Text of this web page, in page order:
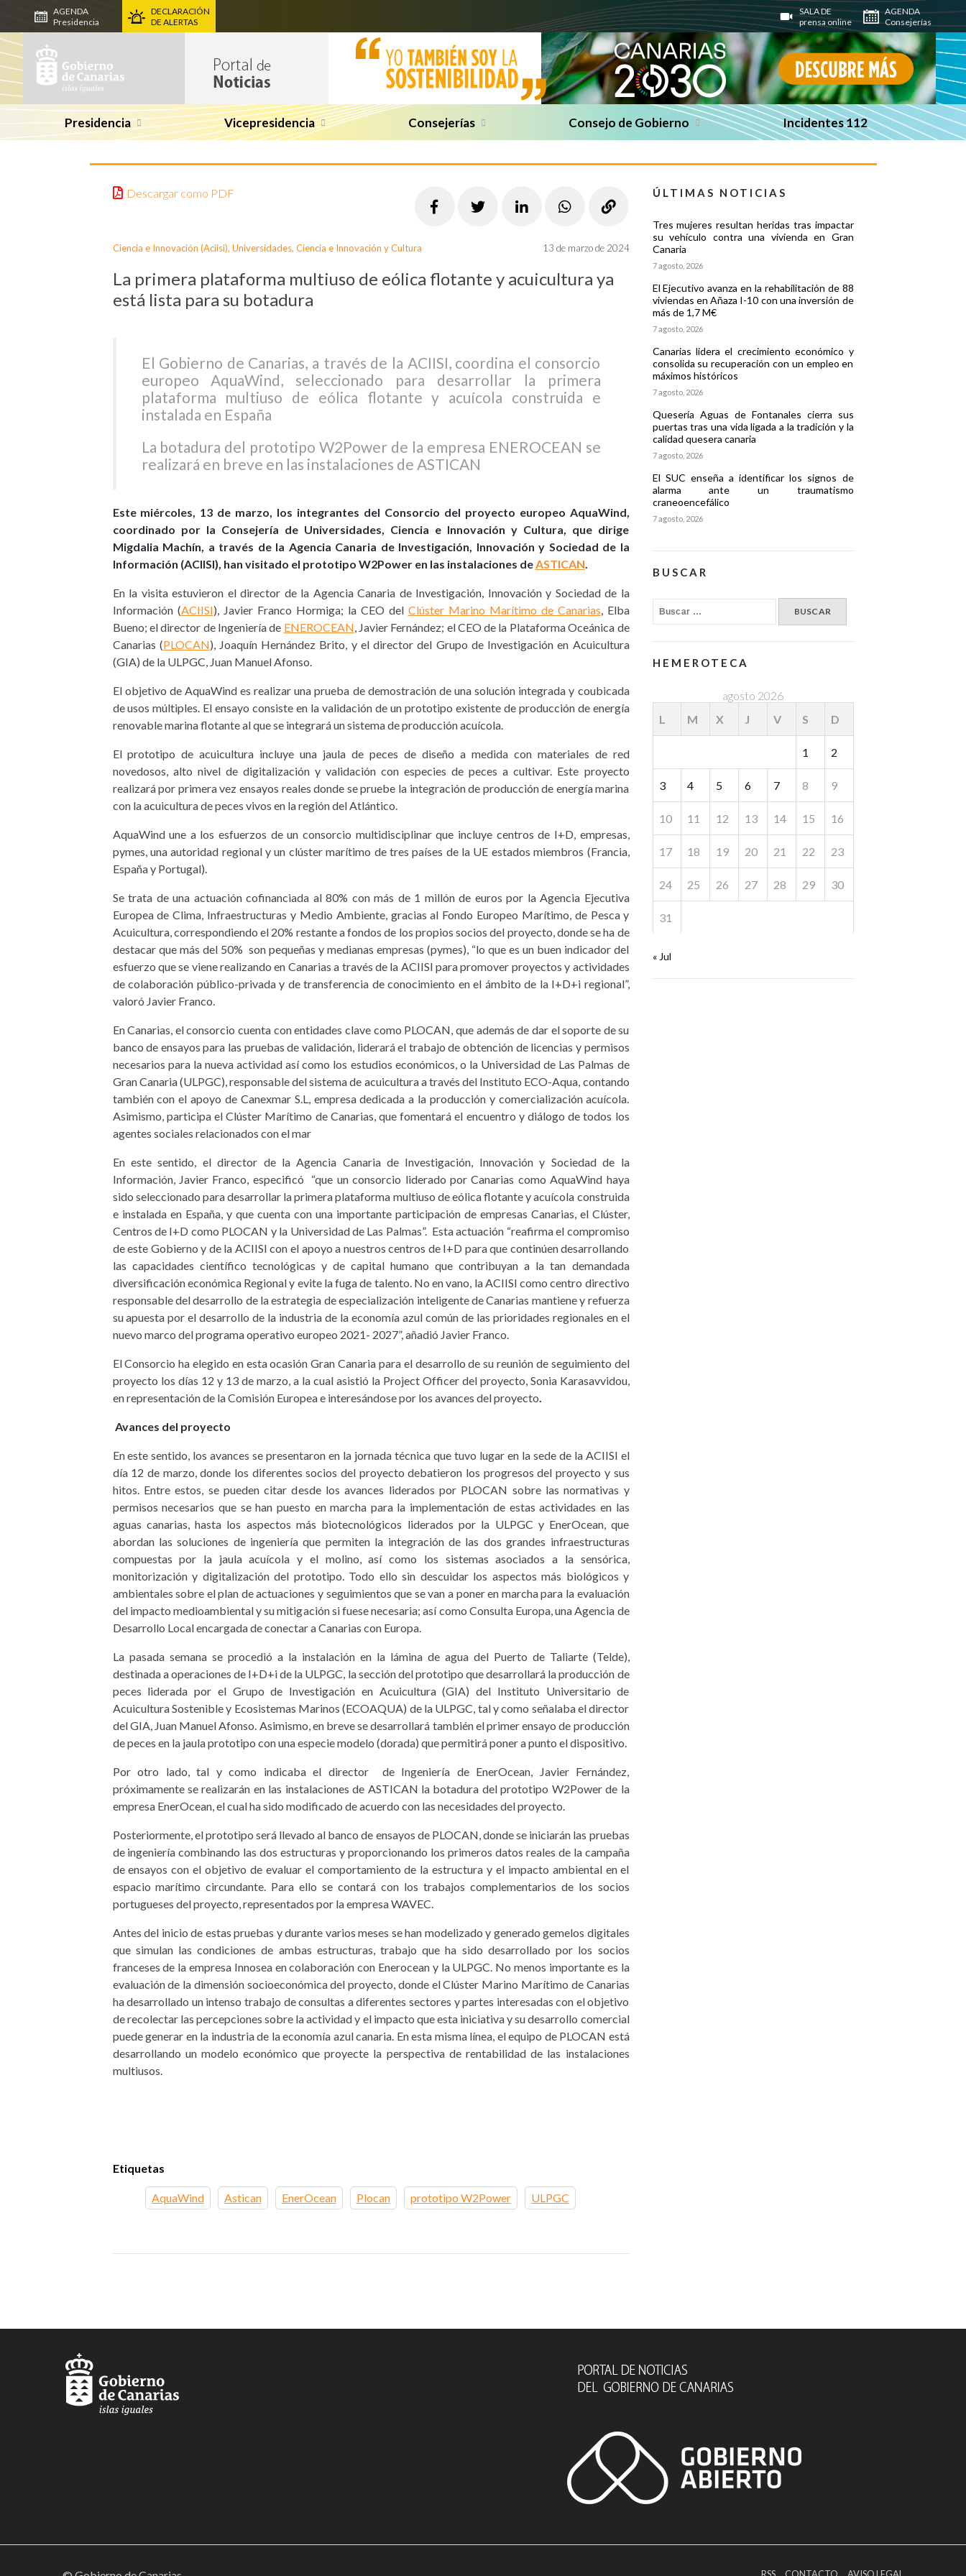
AGENDA
Presidencia
DECLARACIÓN
DE ALERTAS
SALA DE
prensa online
AGENDA
Consejerías
Presidencia Vicepresidencia Consejerías Consejo de Gobierno Incidentes 112
Descargar como PDF
Ciencia e Innovación (Aciisi), Universidades, Ciencia e Innovación y Cultura 13 de marzo de 2024
La primera plataforma multiuso de eólica flotante y acuicultura ya
está lista para su botadura
El Gobierno de Canarias, a través de la ACIISI, coordina el consorcio
europeo AquaWind, seleccionado para desarrollar la primera
plataforma multiuso de eólica flotante y acuícola construida e
instalada en España
La botadura del prototipo W2Power de la empresa ENEROCEAN se
realizará en breve en las instalaciones de ASTICAN
Este miércoles, 13 de marzo, los integrantes del Consorcio del proyecto europeo AquaWind,
coordinado por la Consejería de Universidades, Ciencia e Innovación y Cultura, que dirige
Migdalia Machín, a través de la Agencia Canaria de Investigación, Innovación y Sociedad de la
Información (ACIISI), han visitado el prototipo W2Power en las instalaciones de ASTICAN
En la visita estuvieron el director de la Agencia Canaria de Investigación, Innovación y Sociedad de la
Información (ACIISI), Javier Franco Hormiga; la CEO del Clúster Marino Marítimo de Canarias , Elba
Bueno; el director de Ingeniería de ENEROCEAN , Javier Fernández; el CEO de la Plataforma Oceánica de
Canarias (PLOCAN), Joaquín Hernández Brito, y el director del Grupo de Investigación en Acuicultura
(GIA) de la ULPGC, Juan Manuel Afonso.
El objetivo de AquaWind es realizar una prueba de demostración de una solución integrada y coubicada
de usos múltiples. El ensayo consiste en la validación de un prototipo existente de producción de energía
renovable marina flotante al que se integrará un sistema de producción acuícola.
El prototipo de acuicultura incluye una jaula de peces de diseño a medida con materiales de red
novedosos, alto nivel de digitalización y validación con especies de peces a cultivar. Este proyecto
realizará por primera vez ensayos reales donde se pruebe la integración de producción de energía marina
con la acuicultura de peces vivos en la región del Atlántico.
AquaWind une a los esfuerzos de un consorcio multidisciplinar que incluye centros de I+D, empresas,
pymes, una autoridad regional y un clúster marítimo de tres países de la UE estados miembros (Francia,
España y Portugal).
Se trata de una actuación cofinanciada al 80% con más de 1 millón de euros por la Agencia Ejecutiva
Europea de Clima, Infraestructuras y Medio Ambiente, gracias al Fondo Europeo Marítimo, de Pesca y
Acuicultura, correspondiendo el 20% restante a fondos de los propios socios del proyecto, donde se ha de
destacar que más del 50% son pequeñas y medianas empresas (pymes), “lo que es un buen indicador del
esfuerzo que se viene realizando en Canarias a través de la ACIISI para promover proyectos y actividades
de colaboración público-privada y de transferencia de conocimiento en el ámbito de la I+D+i regional”,
valoró Javier Franco.
En Canarias, el consorcio cuenta con entidades clave como PLOCAN, que además de dar el soporte de su
banco de ensayos para las pruebas de validación, liderará el trabajo de obtención de licencias y permisos
necesarios para la nueva actividad así como los estudios económicos, o la Universidad de Las Palmas de
Gran Canaria (ULPGC), responsable del sistema de acuicultura a través del Instituto ECO-Aqua, contando
también con el apoyo de Canexmar S.L, empresa dedicada a la producción y comercialización acuícola.
Asimismo, participa el Clúster Marítimo de Canarias, que fomentará el encuentro y diálogo de todos los
agentes sociales relacionados con el mar
En este sentido, el director de la Agencia Canaria de Investigación, Innovación y Sociedad de la
Información, Javier Franco, especificó “que un consorcio liderado por Canarias como AquaWind haya
sido seleccionado para desarrollar la primera plataforma multiuso de eólica flotante y acuícola construida
e instalada en España, y que cuenta con una importante participación de empresas Canarias, el Clúster,
Centros de I+D como PLOCAN y la Universidad de Las Palmas”. Esta actuación “reafirma el compromiso
de este Gobierno y de la ACIISI con el apoyo a nuestros centros de I+D para que continúen desarrollando
las capacidades científico tecnológicas y de capital humano que contribuyan a la tan demandada
diversificación económica Regional y evite la fuga de talento. No en vano, la ACIISI como centro directivo
responsable del desarrollo de la estrategia de especialización inteligente de Canarias mantiene y refuerza
su apuesta por el desarrollo de la industria de la economía azul común de las prioridades regionales en el
nuevo marco del programa operativo europeo 2021- 2027”, añadió Javier Franco.
El Consorcio ha elegido en esta ocasión Gran Canaria para el desarrollo de su reunión de seguimiento del
proyecto los días 12 y 13 de marzo, a la cual asistió la Project Officer del proyecto, Sonia Karasavvidou,
en representación de la Comisión Europea e interesándose por los avances del proyecto
Avances del proyecto
En este sentido, los avances se presentaron en la jornada técnica que tuvo lugar en la sede de la ACIISI el
día 12 de marzo, donde los diferentes socios del proyecto debatieron los progresos del proyecto y sus
hitos. Entre estos, se pueden citar desde los avances liderados por PLOCAN sobre las normativas y
permisos necesarios que se han puesto en marcha para la implementación de estas actividades en las
aguas canarias, hasta los aspectos más biotecnológicos liderados por la ULPGC y EnerOcean, que
abordan las soluciones de ingeniería que permiten la integración de las dos grandes infraestructuras
compuestas por la jaula acuícola y el molino, así como los sistemas asociados a la sensórica,
monitorización y digitalización del prototipo. Todo ello sin descuidar los aspectos más biológicos y
ambientales sobre el plan de actuaciones y seguimientos que se van a poner en marcha para la evaluación
del impacto medioambiental y su mitigación si fuese necesaria; así como Consulta Europa, una Agencia de
Desarrollo Local encargada de conectar a Canarias con Europa.
La pasada semana se procedió a la instalación en la lámina de agua del Puerto de Taliarte (Telde),
destinada a operaciones de I+D+i de la ULPGC, la sección del prototipo que desarrollará la producción de
peces liderada por el Grupo de Investigación en Acuicultura (GIA) del Instituto Universitario de
Acuicultura Sostenible y Ecosistemas Marinos (ECOAQUA) de la ULPGC, tal y como señalaba el director
del GIA, Juan Manuel Afonso. Asimismo, en breve se desarrollará también el primer ensayo de producción
de peces en la jaula prototipo con una especie modelo (dorada) que permitirá poner a punto el dispositivo.
Por otro lado, tal y como indicaba el director de Ingeniería de EnerOcean, Javier Fernández,
próximamente se realizarán en las instalaciones de ASTICAN la botadura del prototipo W2Power de la
empresa EnerOcean, el cual ha sido modificado de acuerdo con las necesidades del proyecto.
Posteriormente, el prototipo será llevado al banco de ensayos de PLOCAN, donde se iniciarán las pruebas
de ingeniería combinando las dos estructuras y proporcionando los primeros datos reales de la campaña
de ensayos con el objetivo de evaluar el comportamiento de la estructura y el impacto ambiental en el
espacio marítimo circundante. Para ello se contará con los trabajos complementarios de los socios
portugueses del proyecto, representados por la empresa WAVEC.
Antes del inicio de estas pruebas y durante varios meses se han modelizado y generado gemelos digitales
que simulan las condiciones de ambas estructuras, trabajo que ha sido desarrollado por los socios
franceses de la empresa Innosea en colaboración con Enerocean y la ULPGC. No menos importante es la
evaluación de la dimensión socioeconómica del proyecto, donde el Clúster Marino Marítimo de Canarias
ha desarrollado un intenso trabajo de consultas a diferentes sectores y partes interesadas con el objetivo
de recolectar las percepciones sobre la actividad y el impacto que esta iniciativa y su desarrollo comercial
puede generar en la industria de la economía azul canaria. En esta misma línea, el equipo de PLOCAN está
desarrollando un modelo económico que proyecte la perspectiva de rentabilidad de las instalaciones
multiusos.
Etiquetas
AquaWind Astican EnerOcean Plocan prototipo W2Power ULPGC
ÚLTIMAS NOTICIAS
Tres mujeres resultan heridas tras impactar
su vehículo contra una vivienda en Gran
Canaria
7 agosto, 2026
El Ejecutivo avanza en la rehabilitación de 88
viviendas en Añaza I-10 con una inversión de
más de 1,7 M€
7 agosto, 2026
Canarias lidera el crecimiento económico y
consolida su recuperación con un empleo en
máximos históricos
7 agosto, 2026
Quesería Aguas de Fontanales cierra sus
puertas tras una vida ligada a la tradición y la
calidad quesera canaria
7 agosto, 2026
El SUC enseña a identificar los signos de
alarma ante un traumatismo
craneoencefálico
7 agosto, 2026
BUSCAR
HEMEROTECA
agosto 2026
L
M X J V S D
1 2
3 4 5 6 7 8 9
10 11 12 13 14 15 16
17 18 19 20 21 22 23
24 25 26 27 28 29 30
31
« Jul
RSS CONTACTO AVISO LEGAL